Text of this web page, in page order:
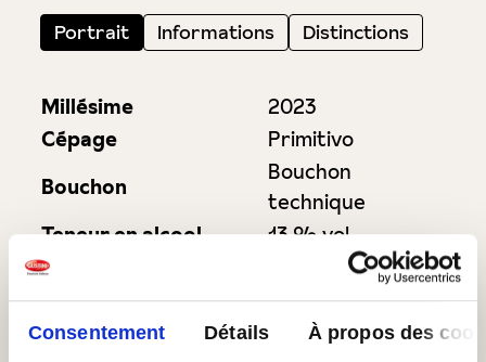
Consentement Détails À propos des
Portrait Informations Distinctions
Millésime
2023
Cépage
Primitivo
Bouchon
Bouchon
technique
Teneur en alcool
13 % vol.
Sucres résiduels
Acidité totale
5,70 g / l
Température de
16-18 °C